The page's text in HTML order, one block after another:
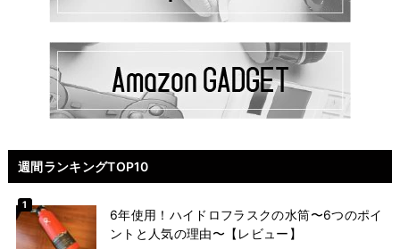
週間ランキングTOP10
6年使用！ハイドロフラスクの水筒〜6つのポイ
ントと人気の理由〜【レビュー】